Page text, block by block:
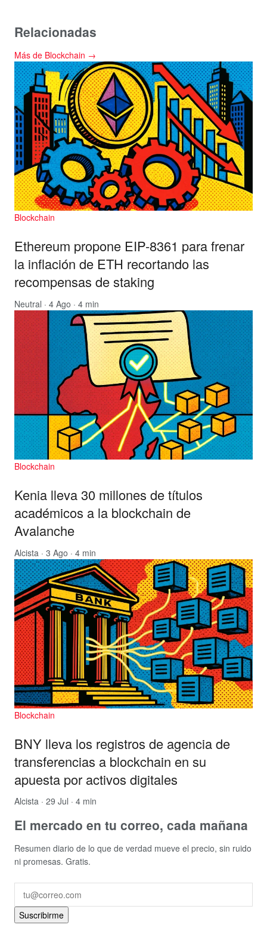
Relacionadas
Más de Blockchain →
Blockchain
Ethereum propone EIP-8361 para frenar
la inflación de ETH recortando las
recompensas de staking
Neutral · 4 Ago · 4 min
Blockchain
Kenia lleva 30 millones de títulos
académicos a la blockchain de
Avalanche
Alcista · 3 Ago · 4 min
Blockchain
BNY lleva los registros de agencia de
transferencias a blockchain en su
apuesta por activos digitales
Alcista · 29 Jul · 4 min
El mercado en tu correo, cada mañana
Resumen diario de lo que de verdad mueve el precio, sin ruido
ni promesas. Gratis.
Suscribirme